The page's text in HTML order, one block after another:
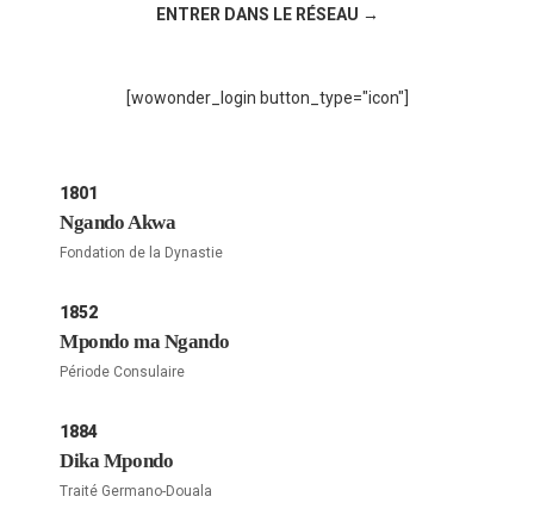
ENTRER DANS LE RÉSEAU →
[wowonder_login button_type="icon"]
1801
Ngando Akwa
Fondation de la Dynastie
1852
Mpondo ma Ngando
Période Consulaire
1884
Dika Mpondo
Traité Germano-Douala